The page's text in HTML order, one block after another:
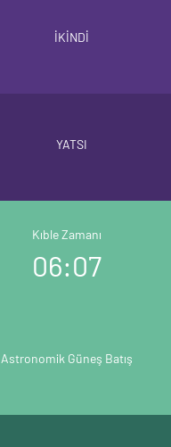
İKİNDİ
YATSI
Kıble Zamanı
06:07
Astronomik Güneş Batış